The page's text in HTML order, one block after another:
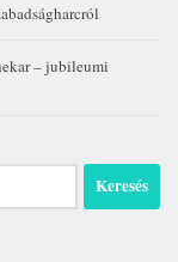
– jubileumi